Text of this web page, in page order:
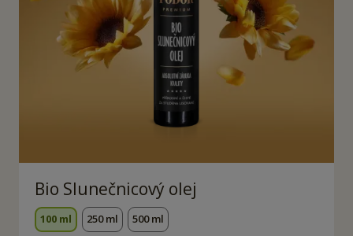
Bio Slunečnicový olej
100 ml 250 ml 500 ml